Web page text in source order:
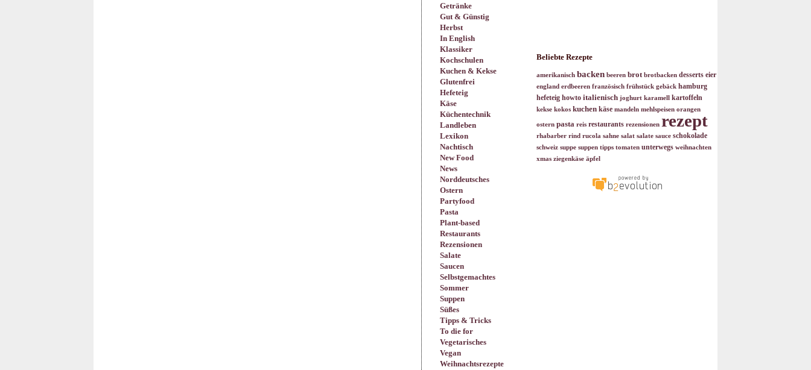
Getränke
Gut & Günstig
Herbst
In English
Klassiker
Kochschulen
Kuchen & Kekse
Glutenfrei
Hefeteig
Käse
Küchentechnik
Landleben
Lexikon
Nachtisch
New Food
News
Norddeutsches
Ostern
Partyfood
Pasta
Plant-based
Restaurants
Rezensionen
Salate
Saucen
Selbstgemachtes
Sommer
Suppen
Süßes
Tipps & Tricks
To die for
Vegetarisches
Vegan
Weihnachtsrezepte
Beliebte Rezepte
amerikanisch backen beeren brot brotbacken desserts eier
england erdbeeren französisch frühstück gebäck hamburg
hefeteig howto italienisch joghurt karamell kartoffeln
kekse kokos kuchen käse mandeln mehlspeisen orangen
ostern pasta reis restaurants rezensionen rezept
rhabarber rind rucola sahne salat salate sauce schokolade
schweiz suppe suppen tipps tomaten unterwegs weihnachten
xmas ziegenkäse äpfel